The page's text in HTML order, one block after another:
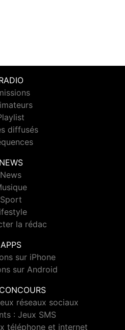
diffusés
NEWS
News
Sport
la rédac
APPS
sur iPhone
sur Android
réseaux sociaux
: Jeux SMS
téléphone et internet